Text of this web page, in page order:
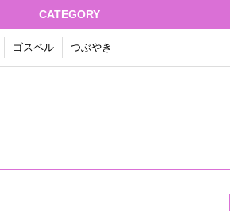
CATEGORY
ゴスペル つぶやき